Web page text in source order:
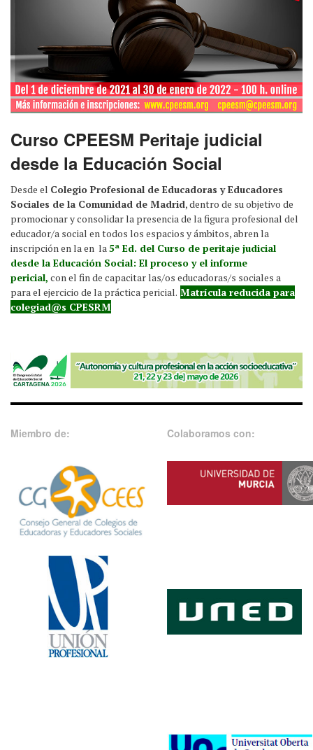
Curso CPEESM Peritaje judicial
desde la Educación Social
Desde el Colegio Profesional de Educadoras y Educadores
Sociales de la Comunidad de Madrid, dentro de su objetivo de
promocionar y consolidar la presencia de la figura profesional del
educador/a social en todos los espacios y ámbitos, abren la
inscripción en la en la5ª Ed. del Curso de peritaje judicial
desde la Educación Social: El proceso y el informe
pericial, con el fin de capacitar las/os educadoras/s sociales a
para el ejercicio de la práctica pericial. Matrícula reducida para
colegiad@s CPESRM
Miembro de: Colaboramos con: